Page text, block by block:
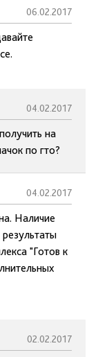
06.02.2017
04.02.2017
на
по гто?
04.02.2017
Наличие
"Готов к
02.02.2017